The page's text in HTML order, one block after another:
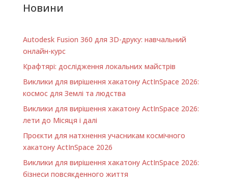
Новини
Autodesk Fusion 360 для 3D-друку: навчальний
онлайн-курс
Крафтярі: дослідження локальних майстрів
Виклики для вирішення хакатону ActInSpace 2026:
космос для Землі та людства
Виклики для вирішення хакатону ActInSpace 2026:
лети до Місяця і далі
Проєкти для натхнення учасникам космічного
хакатону ActInSpace 2026
Виклики для вирішення хакатону ActInSpace 2026:
бізнеси повсякденного життя